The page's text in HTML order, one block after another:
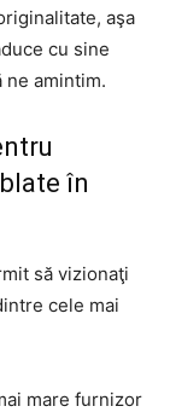
aşa
cu sine
ne amintim.
în
să vizionaţi
cele mai
mare furnizor